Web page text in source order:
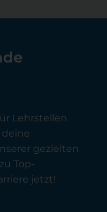
Lehrstellen
gezielten
Top-
jetzt!